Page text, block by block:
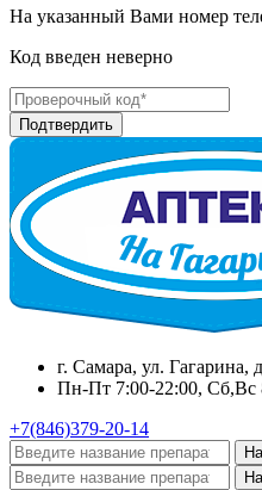
На указанный Вами номер
Код введен неверно
г. Самара, ул. Гагарина,
Пн-Пт 7:00-22:00, Сб,Вс
+7(846)379-20-14